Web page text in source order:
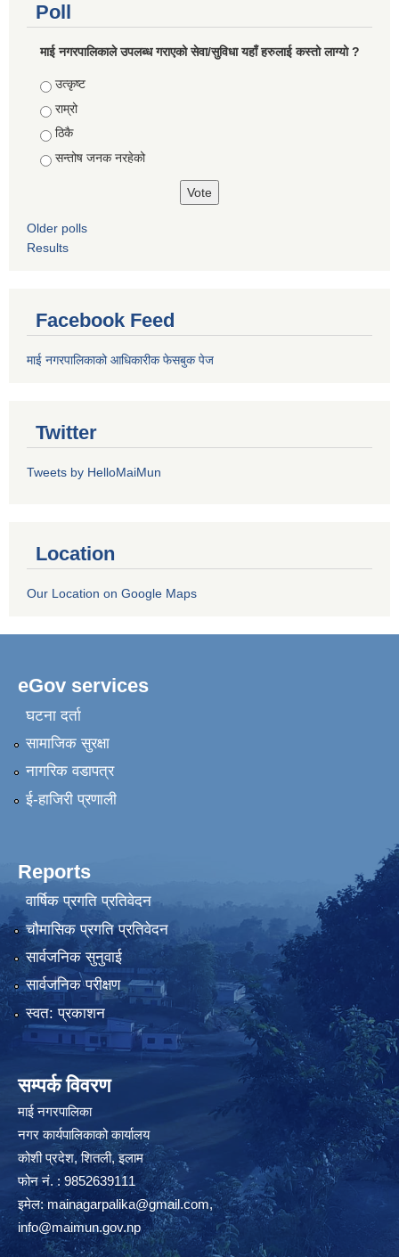
Poll
माई नगरपालिकाले उपलब्ध गराएको सेवा/सुविधा यहाँ हरुलाई कस्तो लाग्यो ?
Choices
उत्कृष्ट
राम्रो
ठिकै
सन्तोष जनक नरहेको
Older polls
Results
Facebook Feed
माई नगरपालिकाको आधिकारीक फेसबुक पेज
Twitter
Tweets by HelloMaiMun
Location
Our Location on Google Maps
eGov services
घटना दर्ता
सामाजिक सुरक्षा
नागरिक वडापत्र
ई-हाजिरी प्रणाली
Reports
वार्षिक प्रगति प्रतिवेदन
चौमासिक प्रगति प्रतिवेदन
सार्वजनिक सुनुवाई
सार्वजनिक परीक्षण
स्वत: प्रकाशन
सम्पर्क विवरण
माई नगरपालिका
नगर कार्यपालिकाको कार्यालय
कोशी प्रदेश, शितली, इलाम
फोन नं. : 9852639111
इमेल:mainagarpalika@gmail.com,
info@maimun.gov.np